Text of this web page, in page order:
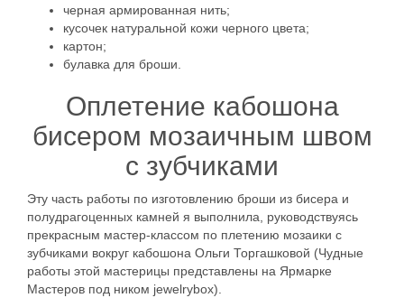
черная армированная нить;
кусочек натуральной кожи черного цвета;
картон;
булавка для броши.
Оплетение кабошона
бисером мозаичным швом
с зубчиками
Эту часть работы по изготовлению броши из бисера и
полудрагоценных камней я выполнила, руководствуясь
прекрасным мастер-классом по плетению мозаики с
зубчиками вокруг кабошона Ольги Торгашковой (Чудные
работы этой мастерицы представлены на Ярмарке
Мастеров под ником jewelrybox).